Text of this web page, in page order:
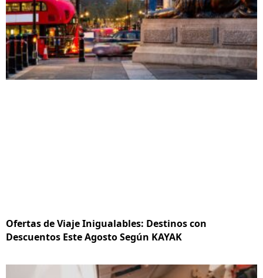
Ofertas de Viaje Inigualables: Destinos con
Descuentos Este Agosto Según KAYAK